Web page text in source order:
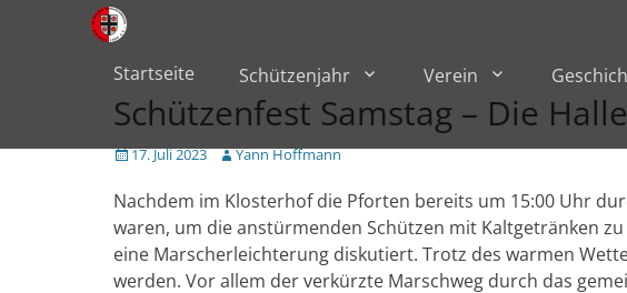
zum
Inhalt
überspringen
Primärmenü
Startseite Schützenjahr Verein
Schützenfest Samstag – Die
Veröffentlicht
17. Juli 2023 Author
Yann Hoffmann
Nachdem im Klosterhof die Pforten bereits um 15:00 Uhr
waren, um die anstürmenden Schützen mit Kaltgetränken
eine Marscherleichterung diskutiert. Trotz des warmen
werden. Vor allem der verkürzte Marschweg durch das